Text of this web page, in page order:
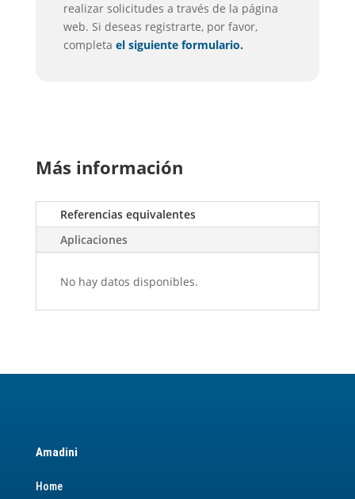
realizar solicitudes a través de la página
web. Si deseas registrarte, por favor,
completa el siguiente formulario.
Más información
Referencias equivalentes
Aplicaciones
No hay datos disponibles.
Amadini
Home